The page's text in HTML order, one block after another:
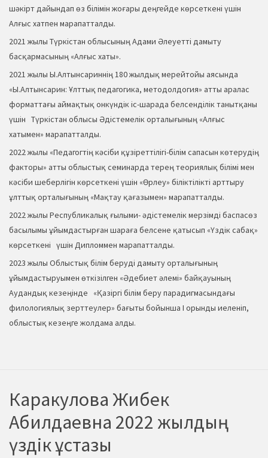
шәкірт дайындап өз білімін жоғары деңгейде көрсеткені үшін
Алғыс хатпен марапатталды.
2021 жылы Түркістан облысының Адами Әлеуетті дамыту
басқармасының «Алғыс хаты».
2021 жылы Ы.Алтынсариннің 180 жылдық мерейтойы аясында
«Ы.Алтынсарин: Ұлттық педагогика, методолдогия» атты аралас
форматтағы аймақтық онкүндік іс-шарада белсенділік танытқаны
үшін Түркістан облысы Әдістемелік орталығының «Алғыс
хатымен» марапатталды.
2022 жылы «Педагогтің кәсіби құзіреттілігі-білім сапасын көтерудің
факторы» атты облыстық семинарда терең теориялық білімі мен
кәсіби шеберлігін көрсеткені үшін «Өрлеу» біліктілікті арттыру
ұлттық орталығының «Мақтау қағазымен» марапатталды.
2022 жылы Республикалық ғылыми- әдістемелік мерзімді баспасөз
басылымы ұйымдастырған шараға белсене қатысып «Үздік сабақ»
көрсеткені үшін Дипломмен марапатталды.
2023 жылы Облыстық білім беруді дамыту орталығының
ұйымдастыруымен өткізілген «Әдебиет әлемі» байқауының
Аудандық кезеңінде «Қазіргі білім беру парадигмасындағы
филологиялық зерттеулер» бағыты бойынша І орынды иеленіп,
облыстық кезеңге жолдама алды.
Каракулова Жибек
Абилдаевна 2022 жылдың
үздік ұстазы